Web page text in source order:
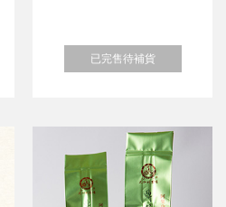
已完售待補貨